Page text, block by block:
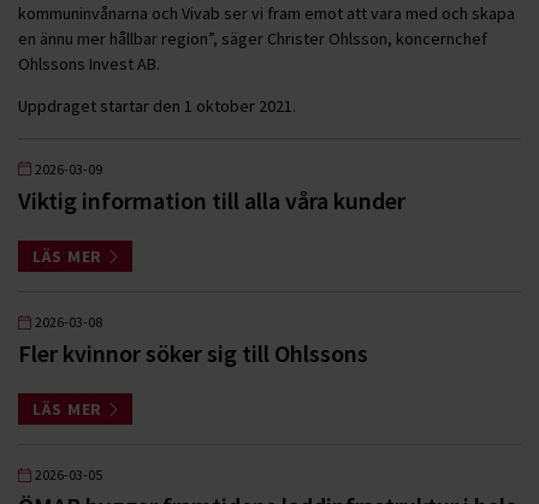
kommuninvånarna och Vivab ser vi fram emot att vara med och skapa
en ännu mer hållbar region”, säger Christer Ohlsson, koncernchef
Ohlssons Invest AB.
Uppdraget startar den 1 oktober 2021.
2026-03-09
Viktig information till alla våra kunder
LÄS MER
2026-03-08
Fler kvinnor söker sig till Ohlssons
LÄS MER
2026-03-05